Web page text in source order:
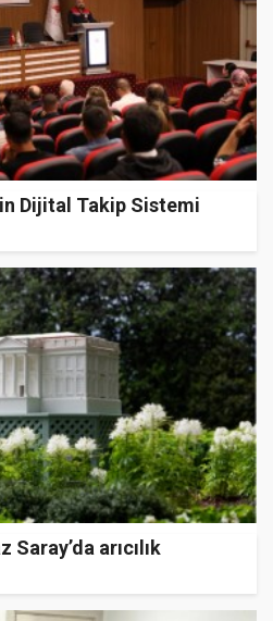
Dijital Takip Sistemi
arıcılık